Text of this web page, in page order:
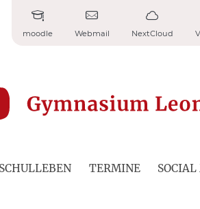
moodle Webmail NextCloud
SCHULLEBEN TERMINE